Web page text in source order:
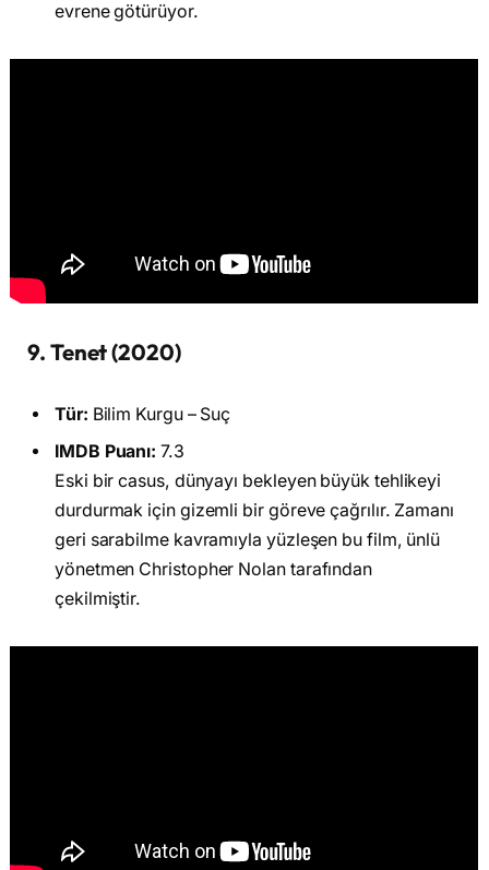
evrene götürüyor.
9. Tenet (2020)
Tür: Bilim Kurgu – Suç
IMDB Puanı: 7.3
Eski bir casus, dünyayı bekleyen büyük tehlikeyi
durdurmak için gizemli bir göreve çağrılır. Zamanı
geri sarabilme kavramıyla yüzleşen bu film, ünlü
yönetmen Christopher Nolan tarafından
çekilmiştir.